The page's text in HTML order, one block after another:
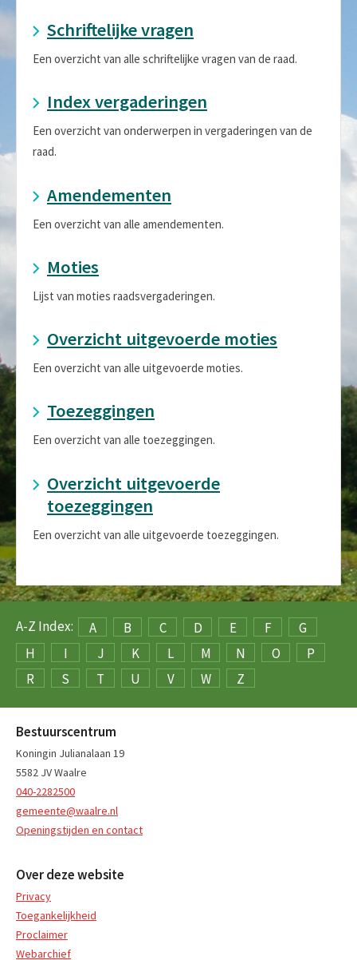
Schriftelijke vragen
Een overzicht van alle schriftelijke vragen van de raad.
Index vergaderingen
Een overzicht van onderwerpen in vergaderingen van de
raad.
Amendementen
Een overzicht van alle amendementen.
Moties
Lijst van moties raadsvergaderingen.
Overzicht uitgevoerde moties
Een overzicht van alle uitgevoerde moties.
Toezeggingen
Een overzicht van alle toezeggingen.
Overzicht uitgevoerde
toezeggingen
Een overzicht van alle uitgevoerde toezeggingen.
A-Z Index: A B C D E F
G
H
I J K L M N O
P
R
S T U V W Z
Bestuurscentrum
Koningin Julianalaan 19
5582 JV Waalre
040-2282500
gemeente@waalre.nl
Openingstijden en contact
Over deze website
Privacy
Toegankelijkheid
Proclaimer
Webarchief